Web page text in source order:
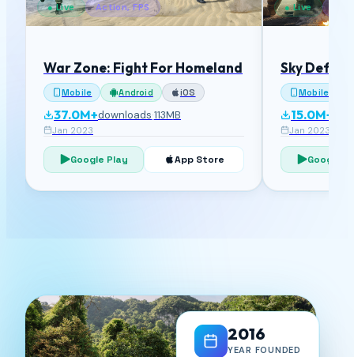
● Live Action, FPS
War Zone: Fight For Homeland
Mobile Android iOS
37.0M+downloads·113MB
Jan 2023
Google Play App Store
● Live
Sky
Mobile
15.0M+
Jan 2023
Google
2016
YEAR FOUNDED